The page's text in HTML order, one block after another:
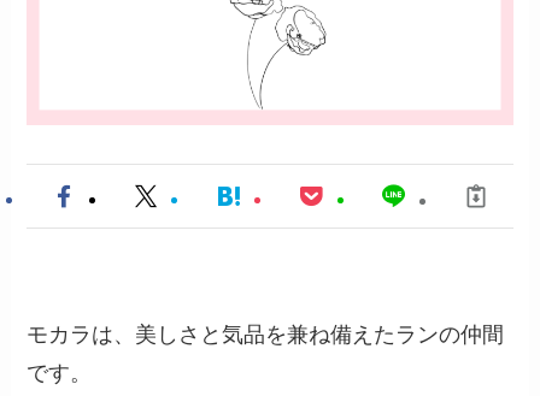
モカラは、美しさと気品を兼ね備えたランの仲間
です。